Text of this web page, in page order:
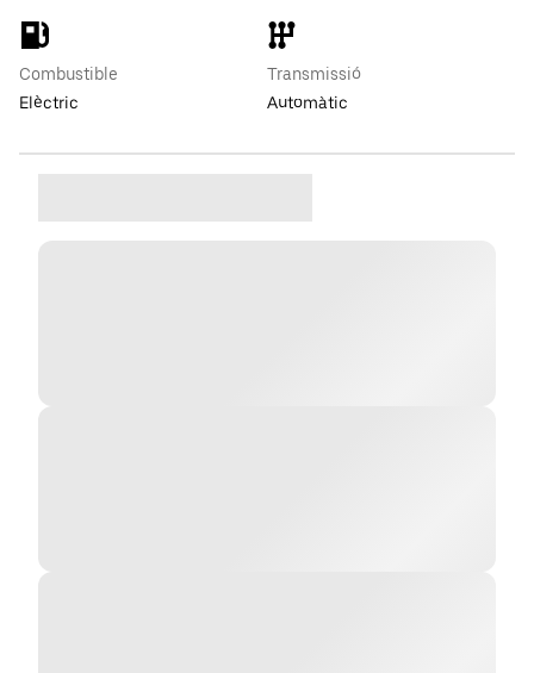
Combustible
Elèctric
Transmissió
Automàtic